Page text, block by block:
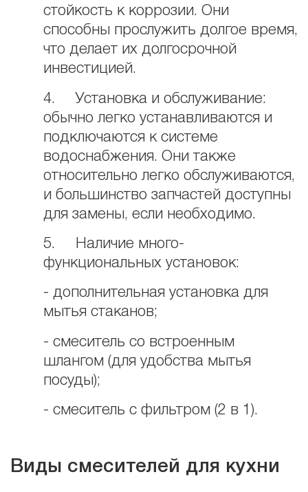
стойкость к коррозии. Они
способны прослужить долгое время,
что делает их долгосрочной
инвестицией.
4. Установка и обслуживание:
обычно легко устанавливаются и
подключаются к системе
водоснабжения. Они также
относительно легко обслуживаются,
и большинство запчастей доступны
для замены, если необходимо.
5. Наличие много-
функциональных установок:
- дополнительная установка для
мытья стаканов;
- смеситель со встроенным
шлангом (для удобства мытья
посуды);
- смеситель с фильтром (2 в 1).
Виды смесителей для кухни